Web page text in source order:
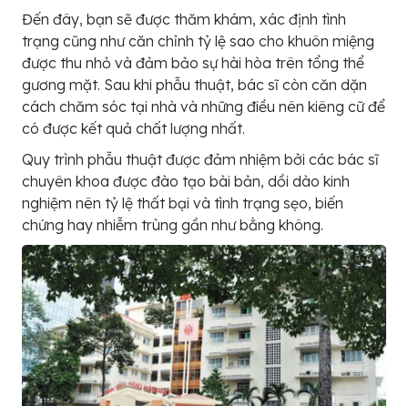
Đến đây, bạn sẽ được thăm khám, xác định tình
trạng cũng như căn chỉnh tỷ lệ sao cho khuôn miệng
được thu nhỏ và đảm bảo sự hài hòa trên tổng thể
gương mặt. Sau khi phẫu thuật, bác sĩ còn căn dặn
cách chăm sóc tại nhà và những điều nên kiêng cữ để
có được kết quả chất lượng nhất.
Quy trình phẫu thuật được đảm nhiệm bởi các bác sĩ
chuyên khoa được đào tạo bài bản, dồi dào kinh
nghiệm nên tỷ lệ thất bại và tình trạng sẹo, biến
chứng hay nhiễm trùng gần như bằng không.